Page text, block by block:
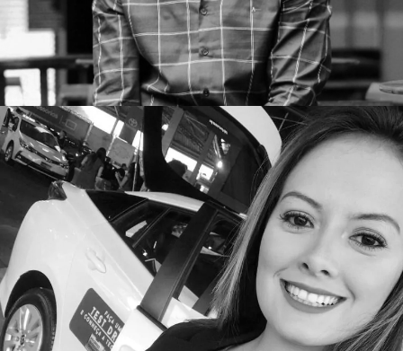
Promotor 2